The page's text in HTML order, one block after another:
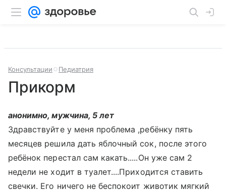
Консультации Педиатрия
Прикорм
анонимно, мужчина, 5 лет
Здравствуйте у меня проблема ,ребёнку пять
месяцев решила дать яблочный сок, после этого
ребёнок перестал сам какать.....Он уже сам 2
недели не ходит в туалет....Приходится ставить
свечки. Его ничего не беспокоит животик мягкий